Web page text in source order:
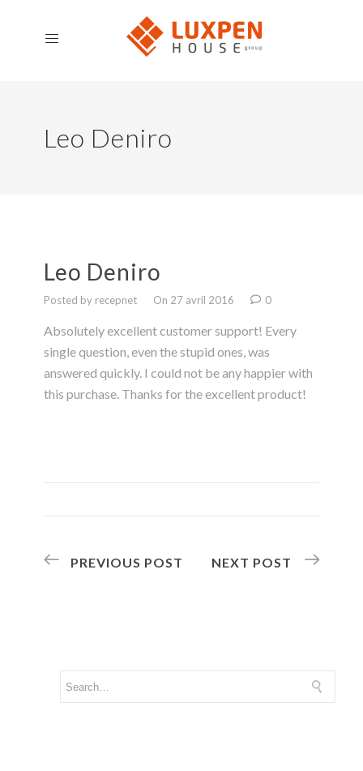
Leo Deniro
Leo Deniro
Posted by recepnet On 27 avril 2016 0
Absolutely excellent customer support! Every
single question, even the stupid ones, was
answered quickly. I could not be any happier with
this purchase. Thanks for the excellent product!
PREVIOUS POST NEXT POST